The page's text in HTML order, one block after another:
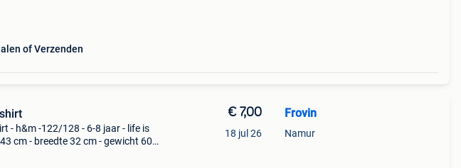
of Verzenden
- h&m -122/128 - 6-8 jaar - life is
cm - breedte 32 cm - gewicht 60
€ 7,00
18 jul 26
Frovin
Namur